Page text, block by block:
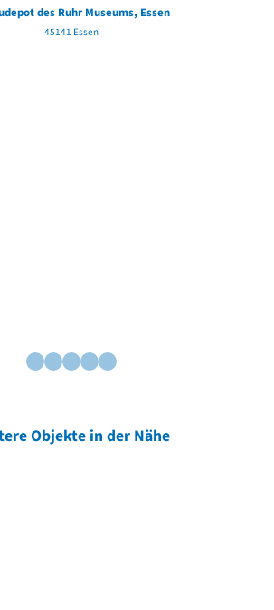
des Ruhr Museums, Essen
45141 Essen
Objekte in der Nähe